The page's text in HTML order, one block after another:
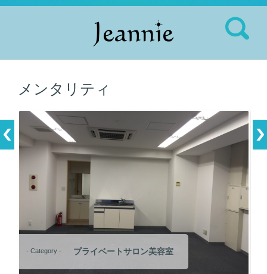
検索:
メンタリティ
- Category - プライベートサロン美容室